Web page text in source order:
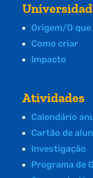
Origem/O
Como criar
Impacto
Atividades
Calendário
Cartão de
Investigação
Programa de